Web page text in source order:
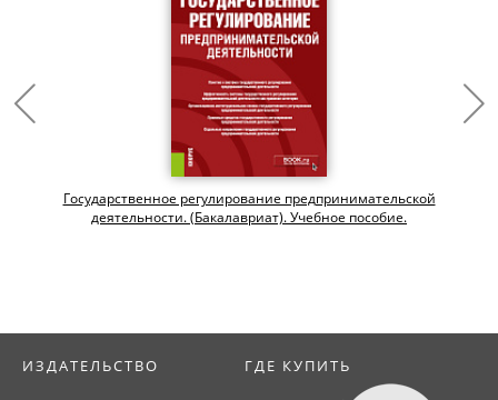
Государственное регулирование предпринимательской
деятельности. (Бакалавриат). Учебное пособие.
ИЗДАТЕЛЬСТВО ГДЕ КУПИТЬ